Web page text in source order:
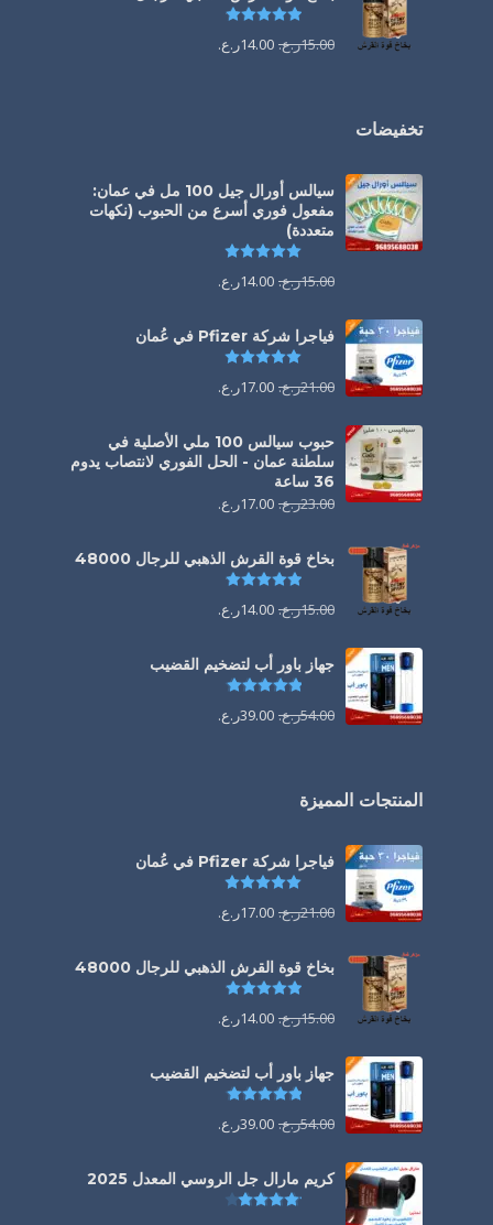
تم التقييم
15.00ر.ع. 14.00ر.ع.
تخفيضات
سيالس أورال جيل 100 مل في عمان:
مفعول فوري أسرع من الحبوب (نكهات
متعددة)
15.00ر.ع. 14.00ر.ع.
فياجرا شركة Pfizer في عُمان
21.00ر.ع. 17.00ر.ع.
حبوب سيالس 100 ملي الأصلية في
سلطنة عمان - الحل الفوري لانتصاب يدوم
36 ساعة
23.00ر.ع. 17.00ر.ع.
بخاخ قوة القرش الذهبي للرجال 48000
تم التقييم
15.00ر.ع. 14.00ر.ع.
جهاز باور أب لتضخيم القضيب
تم التقييم
54.00ر.ع. 39.00ر.ع.
المنتجات المميزة
فياجرا شركة Pfizer في عُمان
21.00ر.ع. 17.00ر.ع.
بخاخ قوة القرش الذهبي للرجال 48000
تم التقييم
15.00ر.ع. 14.00ر.ع.
جهاز باور أب لتضخيم القضيب
تم التقييم
54.00ر.ع. 39.00ر.ع.
كريم مارال جل الروسي المعدل 2025
تم التقييم